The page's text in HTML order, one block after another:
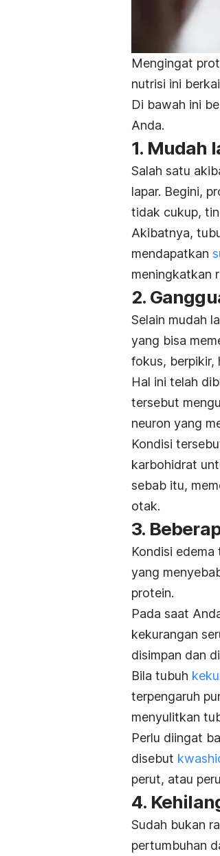
Mengingat
nutrisi ini
Di bawah ini
Anda.
1. Mudah
Salah satu
lapar. Begini,
tidak cukup,
Akibatnya,
mendapatkan
meningkatkan
2.
Selain mudah
yang bisa
fokus, berpikir,
Hal ini telah
tersebut
neuron yang
Kondisi
karbohidrat
sebab itu,
otak.
3.
Kondisi
yang
protein.
Pada saat
kekurangan
disimpan dan
Bila tubuh
terpengaruh
menyulitkan
Perlu diingat
disebut
perut, atau
4.
Sudah bukan
pertumbuhan